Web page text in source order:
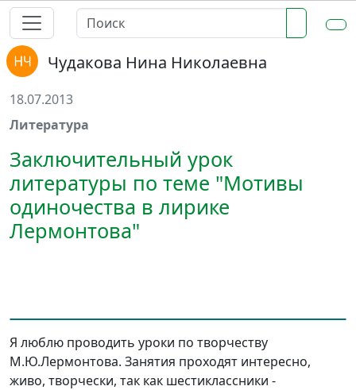
Чудакова Нина Николаевна
18.07.2013
Литература
Заключительный урок
литературы по теме "Мотивы
одиночества в лирике
Лермонтова"
Я люблю проводить уроки по творчеству
М.Ю.Лермонтова. Занятия проходят интересно,
живо, творчески, так как шестиклассники -